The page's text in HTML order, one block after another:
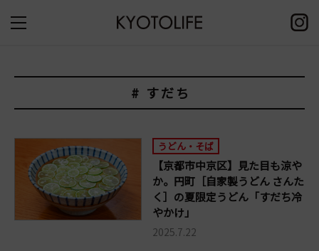
# すだち
うどん・そば
【京都市中京区】見た目も涼や
か。円町［自家製うどん さんた
く］の夏限定うどん「すだち冷
やかけ」
2025.7.22